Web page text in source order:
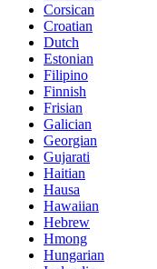
Corsican
Croatian
Dutch
Estonian
Filipino
Finnish
Frisian
Galician
Georgian
Gujarati
Haitian
Hausa
Hawaiian
Hebrew
Hmong
Hungarian